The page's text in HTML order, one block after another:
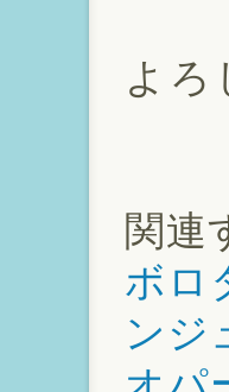
よろ
関連
ボロ
ンジ